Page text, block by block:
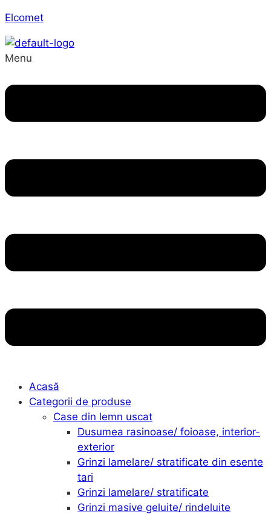
Elcomet
Menu
Acasă
Categorii de produse
Case din lemn uscat
Dusumea rasinoase/ foioase, interior-
exterior
Grinzi lamelare/ stratificate din esente
tari
Grinzi lamelare/ stratificate
Grinzi masive geluite/ rindeluite